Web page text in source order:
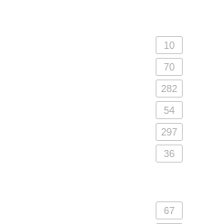
10
70
282
54
297
36
67